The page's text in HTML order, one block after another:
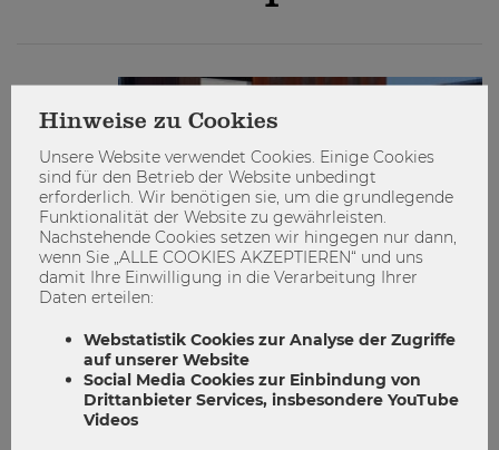
Hinweise zu Cookies
Unsere Website verwendet Cookies. Einige Cookies
sind für den Betrieb der Website unbedingt
erforderlich. Wir benötigen sie, um die grundlegende
Funktionalität der Website zu gewährleisten.
Nachstehende Cookies setzen wir hingegen nur dann,
wenn Sie „ALLE COOKIES AKZEPTIEREN“ und uns
damit Ihre Einwilligung in die Verarbeitung Ihrer
Daten erteilen:
Webstatistik Cookies zur Analyse der Zugriffe
auf unserer Website
Social Media Cookies zur Einbindung von
Drittanbieter Services, insbesondere YouTube
Videos